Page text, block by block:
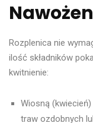
Rozplenica nie
ilość składników
kwitnienie:
Wiosną
traw ozdobnych